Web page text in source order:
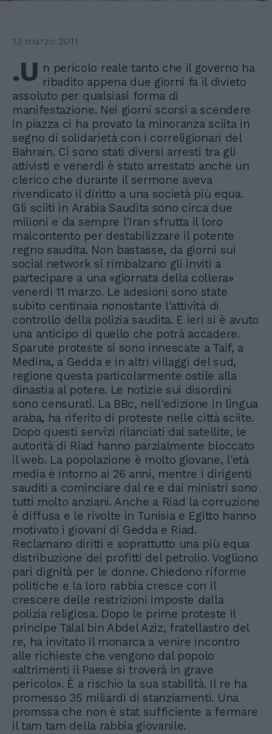
13 marzo 2011
.U n pericolo reale tanto che il governo ha
ribadito appena due giorni fa il divieto
assoluto per qualsiasi forma di
manifestazione. Nei giorni scorsi a scendere
in piazza ci ha provato la minoranza sciita in
segno di solidarietà con i correligionari del
Bahrain. Ci sono stati diversi arresti tra gli
attivisti e venerdì è stato arrestato anche un
clerico che durante il sermone aveva
rivendicato il diritto a una società più equa.
Gli sciiti in Arabia Saudita sono circa due
milioni e da sempre l'Iran sfrutta il loro
malcontento per destabilizzare il potente
regno saudita. Non bastasse, da giorni sui
social network si rimbalzano gli inviti a
partecipare a una «giornata della collera»
venerdì 11 marzo. Le adesioni sono state
subito centinaia nonostante l'attività di
controllo della polizia saudita. E ieri si è avuto
una anticipo di quello che potrà accadere.
Sparute proteste si sono innescate a Taif, a
Medina, a Gedda e in altri villaggi del sud,
regione questa particolarmente ostile alla
dinastia al potere. Le notizie sui disordini
sono censurati. La BBc, nell'edizione in lingua
araba, ha riferito di proteste nelle città sciite.
Dopo questi servizi rilanciati dal satellite, le
autorità di Riad hanno parzialmente bloccato
il web. La popolazione è molto giovane, l'età
media è intorno ai 26 anni, mentre i dirigenti
sauditi a cominciare dal re e dai ministri sono
tutti molto anziani. Anche a Riad la corruzione
è diffusa e le rivolte in Tunisia e Egitto hanno
motivato i giovani di Gedda e Riad.
Reclamano diritti e soprattutto una più equa
distribuzione dei profitti del petrolio. Vogliono
pari dignità per le donne. Chiedono riforme
politiche e la loro rabbia cresce con il
crescere delle restrizioni imposte dalla
polizia religiosa. Dopo le prime proteste il
principe Talal bin Abdel Aziz, fratellastro del
re, ha invitato il monarca a venire incontro
alle richieste che vengono dal popolo
«altrimenti il Paese si troverà in grave
pericolo». È a rischio la sua stabilità. Il re ha
promesso 35 miliardi di stanziamenti. Una
promssa che non è stat sufficiente a fermare
il tam tam della rabbia giovanile.